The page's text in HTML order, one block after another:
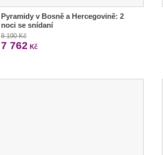
Pyramidy v Bosně a Hercegovině: 2
noci se snídaní
8 190 Kč
7 762 Kč